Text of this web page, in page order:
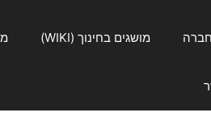
מושגים בחינוך (WIKI)